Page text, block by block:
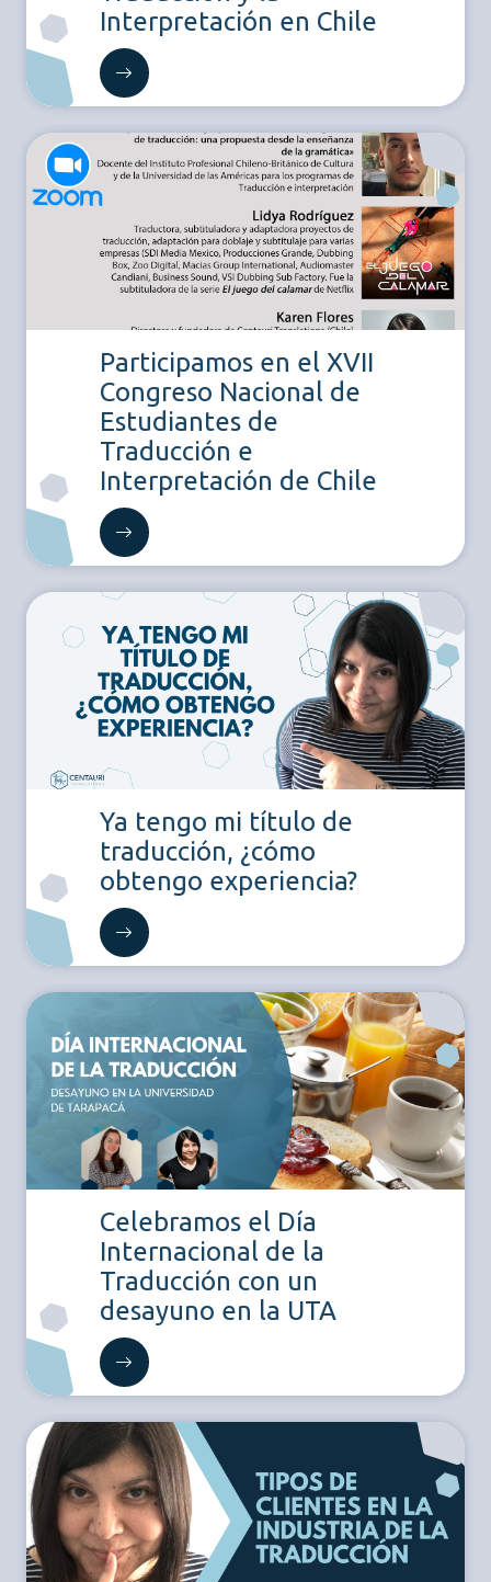
Interpretación en Chile
Participamos en el XVII
Congreso Nacional de
Estudiantes de
Traducción e
Interpretación de Chile
Ya tengo mi título de
traducción, ¿cómo
obtengo experiencia?
Celebramos el Día
Internacional de la
Traducción con un
desayuno en la UTA